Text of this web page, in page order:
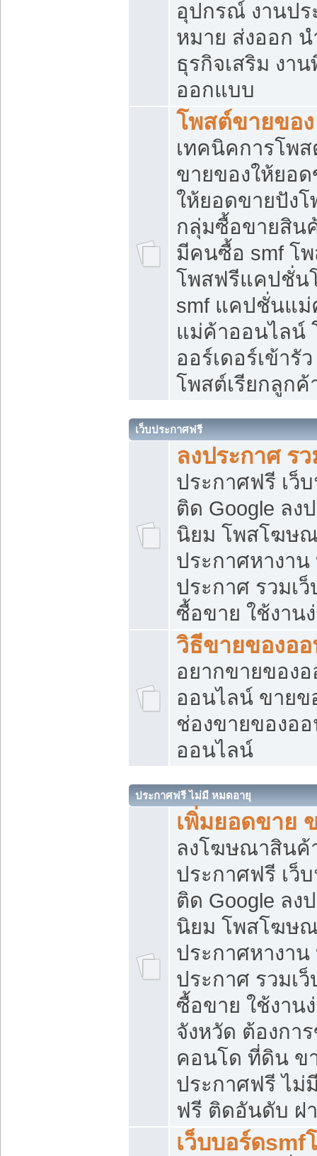
อุปกรณ์ งานป
หมาย ส่งออก น
ธุรกิจเสริม งา
ออกแบบ
โพสต์ขายของ
เทคนิคการโพ
ขายของให้ยอ
ให้ยอดขายปัง
กลุ่มซื้อขายสิน
มีคนซื้อ smf โ
โพสฟรีแคปชั่น
smf แคปชั่นแ
แม่ค้าออนไลน์
ออร์เดอร์เข้ารั
โพสต์เรียกลูกค้
เว็บประกาศฟรี
ลงประกาศ ร
ประกาศฟรี เว็
ติด Google ลง
นิยม โพสโฆษ
ประกาศหางาน
ประกาศ รวมเ
ซื้อขาย ใช้งาน
วิธีขายของอ
อยากขายของ
ออนไลน์ ขายข
ช่องขายของอ
ออนไลน์
ประกาศฟรี ไม่มี หมดอายุ
เพิ่มยอดขาย
ลงโฆษณาสิน
ประกาศฟรี เว็
ติด Google ลง
นิยม โพสโฆษ
ประกาศหางาน
ประกาศ รวมเ
ซื้อขาย ใช้งาน
จังหวัด ต้องกา
คอนโด ที่ดิน ข
ประกาศฟรี ไม่
ฟรี ติดอันดับ ฝ
เว็บบอร์ดsmf